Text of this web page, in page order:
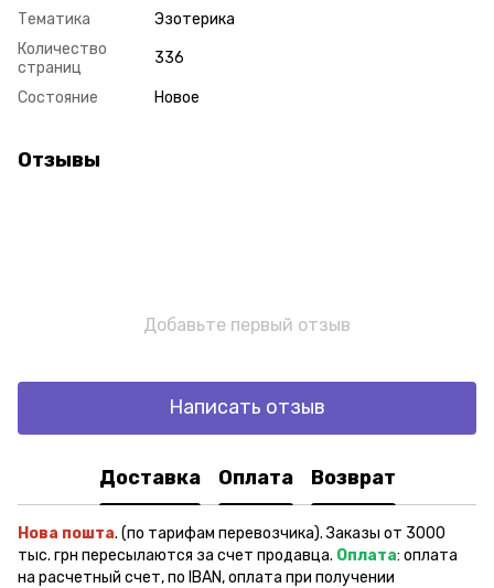
Тематика
Эзотерика
Количество
страниц
336
Состояние Новое
Отзывы
Добавьте первый отзыв
Написать отзыв
Доставка Оплата Возврат
Нова пошта. (по тарифам перевозчика). Заказы от 3000
тыс. грн пересылаются за счет продавца. Оплата: оплата
на расчетный счет, по IBAN, оплата при получении